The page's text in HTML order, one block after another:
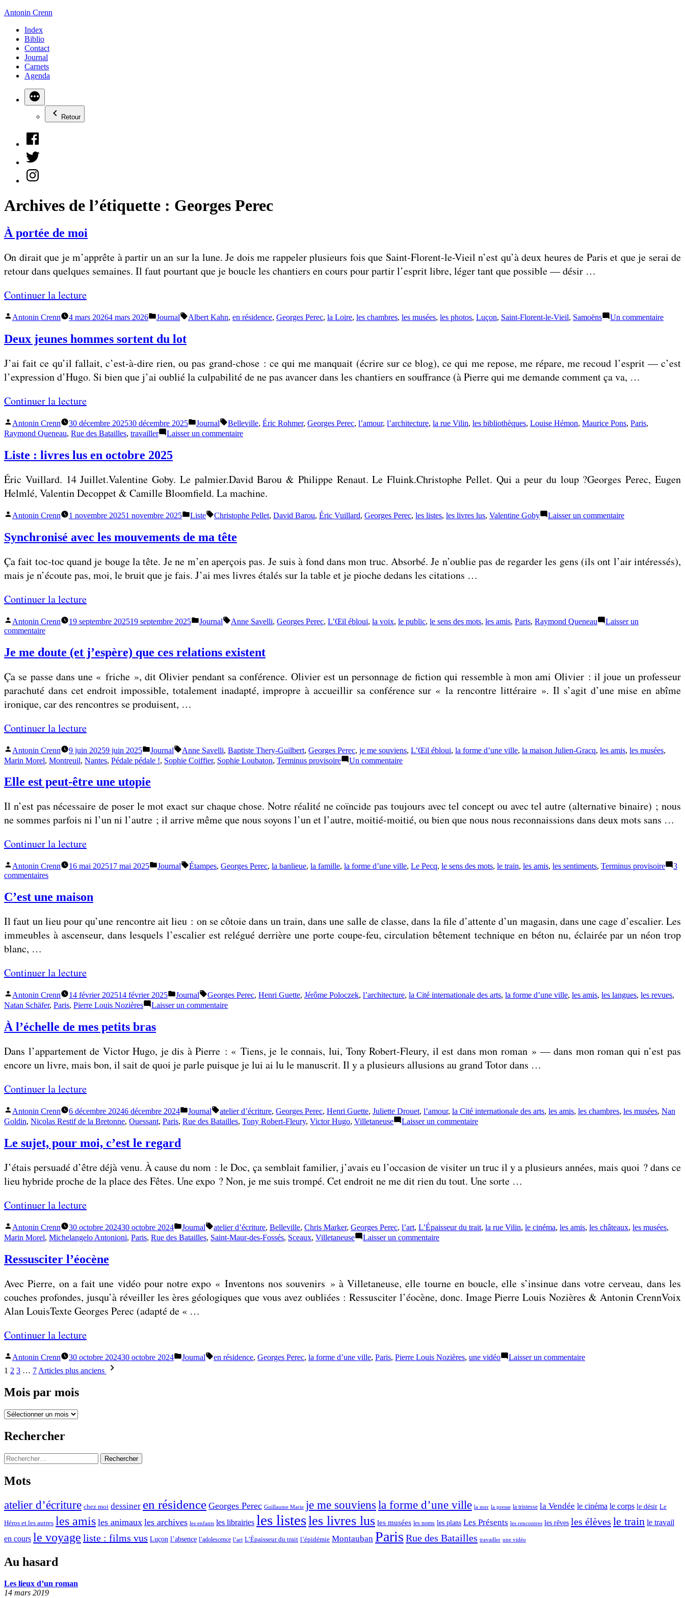
Aller
contenu
Antonin Crenn
Index
Biblio
Contact
Journal
Carnets
Agenda
Retour
Facebook
Twitter
Instagram
Archives de l’étiquette : Georges Perec
À portée de moi
On dirait que je m’apprête à partir un an sur la lune. Je dois me rappeler plusieurs fois que Saint-Florent-le-Vieil n’est qu’à deux heures de Paris et que je serai de
retour dans quelques semaines. Il faut pourtant que je boucle les chantiers en cours pour partir l’esprit libre, léger tant que possible — désir …
Continuer la lecture«
À
p
o
r
t
e
e
o
»
Publié
Antonin Crenn 4 mars 20264 mars 2026
Publié
Journal Étiquettes :
Albert Kahn, en résidence, Georges Perec, la Loire, les chambres, les musées, les photos, Luçon, Saint-Florent-le-Vieil, Samoëns Un commentairesur
Deux jeunes hommes sortent du lot
J’ai fait ce qu’il fallait, c’est-à-dire rien, ou pas grand-chose : ce qui me manquait (écrire sur ce blog), ce qui me repose, me répare, me recoud l’esprit — c’est
l’expression d’Hugo. Si bien que j’ai oublié la culpabilité de ne pas avancer dans les chantiers en souffrance (à Pierre qui me demande comment ça va, …
Continuer la lecture«
D
e
u
j
e
n
e
h
o
m
e
s
o
r
t
e
t
d
u
o
»
Publié
par
Antonin Crenn 30 décembre 202530 décembre 2025
Publié
dans
Journal Étiquettes :
Belleville, Éric Rohmer, Georges Perec, l’amour, l’architecture, la rue Vilin, les bibliothèques, Louise Hémon, Maurice Pons, Paris,
Raymond Queneau, Rue des Batailles, travailler Laisser un commentairesur
du
Liste : livres lus en octobre 2025
Éric Vuillard. 14 Juillet.Valentine Goby. Le palmier.David Barou & Philippe Renaut. Le Fluink.Christophe Pellet. Qui a peur du loup ?Georges Perec, Eugen
Helmlé, Valentin Decoppet & Camille Bloomfield. La machine.
Publié
Antonin Crenn 1 novembre 20251 novembre 2025
Publié
Liste Étiquettes :
Christophe Pellet, David Barou, Éric Vuillard, Georges Perec, les listes, les livres lus, Valentine Goby Laisser un commentairesur
en
Synchronisé avec les mouvements de ma tête
Ça fait toc-toc quand je bouge la tête. Je ne m’en aperçois pas. Je suis à fond dans mon truc. Absorbé. Je n’oublie pas de regarder les gens (ils ont l’air intéressés),
mais je n’écoute pas, moi, le bruit que je fais. J’ai mes livres étalés sur la table et je pioche dedans les citations …
Continuer la lecture«
S
n
h
r
o
i
s
é
a
v
e
c
e
s
m
u
e
m
s
d
e
a
t
t
e
Publié
par
Antonin Crenn 19 septembre 202519 septembre 2025
Publié
Journal Étiquettes :
Anne Savelli, Georges Perec, L’Œil ébloui, la voix, le public, le sens des mots, les amis, Paris, Raymond Queneau
Laisser un
commentairesur
avec
les
de
tête
Je me doute (et j’espère) que ces relations existent
Ça se passe dans une « friche », dit Olivier pendant sa conférence. Olivier est un personnage de fiction qui ressemble à mon ami Olivier : il joue un professeur
parachuté dans cet endroit impossible, totalement inadapté, impropre à accueillir sa conférence sur « la rencontre littéraire ». Il s’agit d’une mise en abîme
ironique, car des rencontres se produisent, …
Continuer la lecture«
J
e
m
d
o
t
e
e
t
j
’
p
r
)
u
e
e
s
r
e
l
a
t
o
n
s
x
s
t
e
»
Publié
par
Antonin Crenn 9 juin 20259 juin 2025
Publié
dans
Journal Étiquettes :
Anne Savelli, Baptiste Thery-Guilbert, Georges Perec, je me souviens, L’Œil ébloui, la forme d’une ville, la maison Julien-Gracq, les amis, les musées,
Marin Morel, Montreuil, Nantes, Pédale pédale !, Sophie Coiffier, Sophie Loubaton, Terminus provisoire Un commentairesur
j’espère)
que
ces
Elle est peut-être une utopie
Il n’est pas nécessaire de poser le mot exact sur chaque chose. Notre réalité ne coïncide pas toujours avec tel concept ou avec tel autre (alternative binaire) ; nous
ne sommes parfois ni l’un ni l’autre ; il arrive même que nous soyons l’un et l’autre, moitié-moitié, ou bien que nous nous reconnaissions dans deux mots sans …
Continuer la lecture«
E
l
e
s
e
u
t
-
ê
r
u
e
t
p
i
»
Publié
par
Antonin Crenn 16 mai 202517 mai 2025
Publié
Journal Étiquettes :
Étampes, Georges Perec, la banlieue, la famille, la forme d’une ville, Le Pecq, le sens des mots, le train, les amis, les sentiments, Terminus provisoire
3
commentairessur
est
peut-
une
utopie
C’est une maison
Il faut un lieu pour qu’une rencontre ait lieu : on se côtoie dans un train, dans une salle de classe, dans la file d’attente d’un magasin, dans une cage d’escalier. Les
immeubles à ascenseur, dans lesquels l’escalier est relégué derrière une porte coupe-feu, circulation bêtement technique en béton nu, éclairée par un néon trop
blanc, …
Continuer la lecture«
C
’
e
t
u
e
m
a
s
o
n
»
Publié
par
Antonin Crenn 14 février 202514 février 2025
Publié
dans
Journal Étiquettes :
Georges Perec, Henri Guette, Jérôme Poloczek, l’architecture, la Cité internationale des arts, la forme d’une ville, les amis, les langues, les revues,
Natan Schäfer, Paris, Pierre Louis Nozières Laisser un commentairesur
À l’échelle de mes petits bras
Dans l’appartement de Victor Hugo, je dis à Pierre : « Tiens, je le connais, lui, Tony Robert-Fleury, il est dans mon roman » — dans mon roman qui n’est pas
encore un livre, mais bon, il sait de quoi je parle puisque je lui ai lu le manuscrit. Il y a plusieurs allusions au grand Totor dans …
Continuer la lecture«
À
l
’
c
h
l
l
e
e
m
e
s
e
i
t
Publié
par
Antonin Crenn 6 décembre 20246 décembre 2024
Publié
dans
Journal Étiquettes :
atelier d’écriture, Georges Perec, Henri Guette, Juliette Drouet, l’amour, la Cité internationale des arts, les amis, les chambres, les musées, Nan
Goldin, Nicolas Restif de la Bretonne, Ouessant, Paris, Rue des Batailles, Tony Robert-Fleury, Victor Hugo, Villetaneuse Laisser un commentairesur
petits
Le sujet, pour moi, c’est le regard
J’étais persuadé d’être déjà venu. À cause du nom : le Doc, ça semblait familier, j’avais eu l’occasion de visiter un truc il y a plusieurs années, mais quoi ? dans ce
lieu hybride proche de la place des Fêtes. Une expo ? Non, je me suis trompé. Cet endroit ne me dit rien du tout. Une sorte …
Continuer la lecture«
L
e
s
j
e
t
p
o
u
c
’
t
l
e
Publié
par
Antonin Crenn 30 octobre 202430 octobre 2024
Publié
dans
Journal Étiquettes :
atelier d’écriture, Belleville, Chris Marker, Georges Perec, l’art, L’Épaisseur du trait, la rue Vilin, le cinéma, les amis, les châteaux, les musées,
Marin Morel, Michelangelo Antonioni, Paris, Rue des Batailles, Saint-Maur-des-Fossés, Sceaux, Villetaneuse Laisser un commentairesur
c’est
regard
Ressusciter l’éocène
Avec Pierre, on a fait une vidéo pour notre expo « Inventons nos souvenirs » à Villetaneuse, elle tourne en boucle, elle s’insinue dans votre cerveau, dans les
couches profondes, jusqu’à réveiller les ères géologiques que vous avez oubliées : Ressusciter l’éocène, donc. Image Pierre Louis Nozières & Antonin CrennVoix
Alan LouisTexte Georges Perec (adapté de « …
Continuer la lecture«
R
e
i
l
’
é
Publié
Antonin Crenn 30 octobre 202430 octobre 2024
Publié
Journal Étiquettes :
en résidence, Georges Perec, la forme d’une ville, Paris, Pierre Louis Nozières, une vidéo Laisser un commentairesur
Pagination
publications
1 2 3 … 7 Articles plus anciens
Mois par mois
Mois
mois
Rechercher
Rechercher :
Mots
atelier d’écriture chez moi dessiner en résidence Georges Perec Guillaume Marie je me souviens la forme d’une ville la mer la presse la tristesse la Vendée le cinéma le corps le désir Le
Héros et les autres les amis les animaux les archives les enfants les librairies les listesles livres lus les musées les noms les plans Les Présents les rencontres les rêves les élèves le train le travail
en cours le voyage liste : films vus Luçon l’absence l’adolescence l’art L’Épaisseur du trait l’épidémie Montauban Paris Rue des Batailles travailler une vidéo
Au hasard
Les lieux d’un roman
14 mars 2019